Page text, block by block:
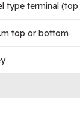
type terminal
top or bottom